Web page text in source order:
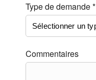
Type de demande *
Commentaires